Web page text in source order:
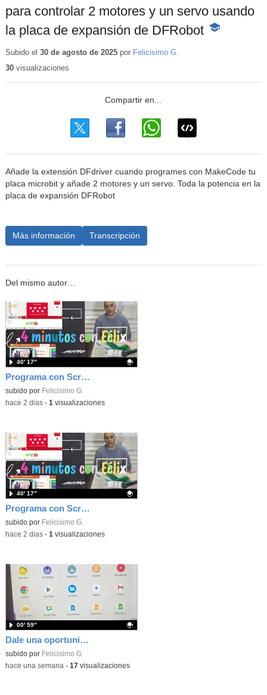
para controlar 2 motores y un servo usando
la placa de expansión de DFRobot -
Subido el 30 de agosto de 2025por Felicisimo G.
30visualizaciones
Añade la extensión DFdriver cuando programes con MakeCode tu
placa microbit y añade 2 motores y un servo. Toda la potencia en la
placa de expansión DFRobot
Más información Transcripción
Del mismo autor…
Programa con Scratch, 8 diferentes juegos para vivir la emoción de los partidos de España en el mundial 2026
Contenido educativo.
subido por Felicisimo G.
40′ 17″
-hace 2 dias- 1 visualizaciones
Programa con Scratch juegos con los partidos del mundial 2026 ganados por España
Contenido educativo.
subido por Felicisimo G.
40′ 17″
-hace 2 dias- 1 visualizaciones
Dale una oportunidad a los Chromebooks y utiliza un proyector para realizar talleres si no tienes pantallas táctiles
Contenido educativo.
subido por Felicisimo G.
00′ 59″
-hace una semana - 17 visualizaciones